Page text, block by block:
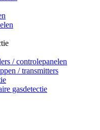
/ controlepanelen
/ transmitters
gasdetectie